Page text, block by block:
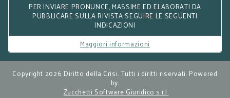
PER INVIARE PRONUNCE, MASSIME ED ELABORATI DA
PUBBLICARE SULLA RIVISTA SEGUIRE LE SEGUENTI
INDICAZIONI
Maggiori informazioni
Copyright 2026 Diritto della Crisi. Tutti i diritti riservati. Powered
by:
Zucchetti Software Giuridico s.r.l.